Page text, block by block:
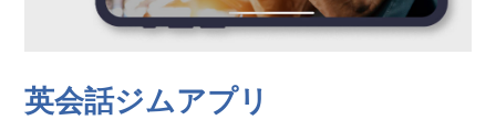
英会話ジムアプリ